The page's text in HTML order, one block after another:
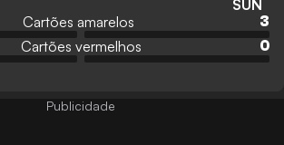
SUN
Cartões amarelos
3
Cartões vermelhos 0
Publicidade